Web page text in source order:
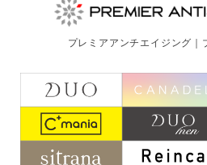
ご注文はフリーダイヤル
0120-
受付時間 全日 9:00~18:00 ※年末年始
フォームでのお問合
プレミアアンチエイジング｜